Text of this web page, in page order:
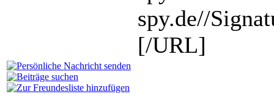
spy.de//
[/URL]